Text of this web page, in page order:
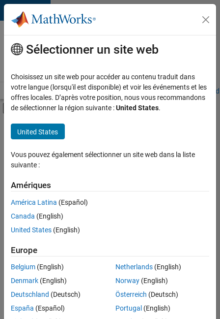
Passer au contenu
Votre
carrière
chez
Accueil Explorer nos opportunités Adresses de nos bureaux
Activer/désactiver l'affichage du menu
Contenu principal
FILTRER PAR
Support client
Ventes pour l'éducation
Communication marketing
Actuellement,
aucune
offre
d'emploi
correspondant
à vos
critères
de
recherche.
Vous
Sélectionner un site web
Choisissez un site web pour accéder au contenu traduit dans
votre langue (lorsqu'il est disponible) et voir les événements et les
offres locales. D’après votre position, nous vous recommandons
de sélectionner la région suivante :United States.
United States
Vous pouvez également sélectionner un site web dans la liste
suivante :
Amériques
América Latina (Español)
Canada (English)
United States (English)
Europe
Belgium (English)
Denmark (English)
Deutschland (Deutsch)
España (Español)
Netherlands(English)
Norway(English)
Österreich (Deutsch)
Portugal (English)